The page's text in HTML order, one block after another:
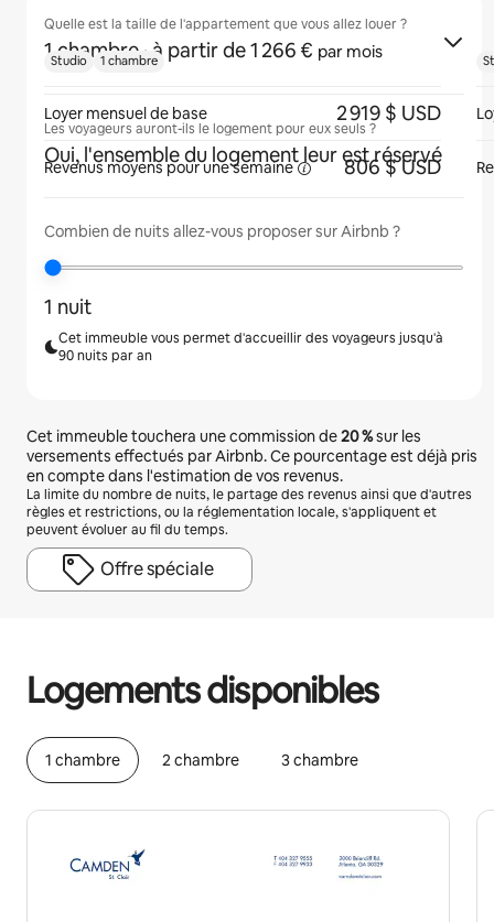
Quelle est la taille de l'appartement que vous allez louer ?
1 chambre · à partir de 1 266 € par mois
Les voyageurs auront-ils le logement pour eux seuls ?
Oui, l'ensemble du logement leur est réservé
Combien de nuits allez-vous proposer sur Airbnb ?
1 nuit
Cet immeuble vous permet d'accueillir des voyageurs jusqu'à
90 nuits par an
Cet immeuble touchera une commission de20 %sur les
versements effectués par Airbnb. Ce pourcentage est déjà pris
en compte dans l'estimation de vos revenus.
La limite du nombre de nuits, le partage des revenus ainsi que d'autres
règles et restrictions, ou la réglementation locale, s'appliquent et
peuvent évoluer au fil du temps.
Offre spéciale
Logements disponibles
1 chambre 2 chambre 3 chambre
Studio 1 chambre
Loyer mensuel de base 2 919 $ USD
Revenus moyens pour unesemaine 806 $ USD